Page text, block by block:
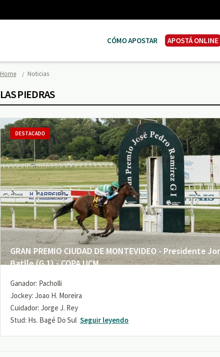
CÓMO APOSTAR APOSTÁ ONLINE
Home Noticias
LAS PIEDRAS
GRAN PREMIO CIUDAD DE MONTEVIDEO - Presidente
Batlle (G 1) - COPA UCM
DESTACADO
Ganador: Pacholli
Jockey: Joao H. Moreira
Cuidador: Jorge J. Rey
Stud: Hs. Bagé Do Sul Seguir leyendo